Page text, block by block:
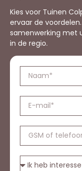
Kies voor Tuinen
ervaar de
samenwerking met
in de regio.